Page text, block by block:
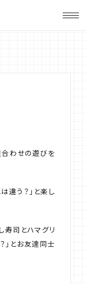
わせの遊びを
違う？」と楽し
寿司とハマグリ
」とお友達同士